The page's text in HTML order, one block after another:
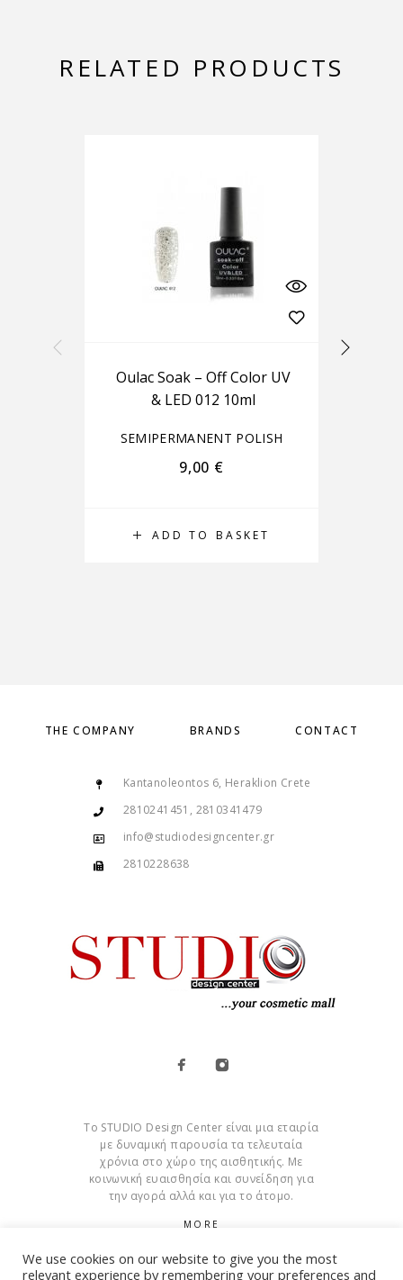
RELATED PRODUCTS
ADD TO BASKET
Oulac Soak – Off Color UV
& LED 012 10ml
SEMIPERMANENT POLISH
9,00 €
THE COMPANY BRANDS CONTACT
Kantanoleontos 6, Heraklion Crete
2810241451, 2810341479
info@studiodesigncenter.gr
2810228638
Το STUDIO Design Center είναι μια εταιρία
με δυναμική παρουσία τα τελευταία
χρόνια στο χώρο της αισθητικής. Με
κοινωνική ευαισθησία και συνείδηση για
την αγορά αλλά και για το άτομο.
MORE
Cookies
We use cookies on our website to give you the most
relevant experience by remembering your preferences and